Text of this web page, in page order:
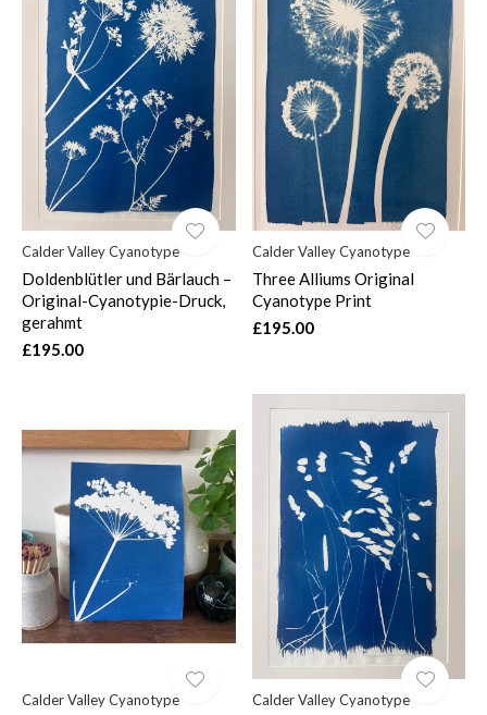
Calder Valley Cyanotype
Doldenblütler und Bärlauch –
Original-Cyanotypie-Druck,
gerahmt
£195.00
Calder Valley Cyanotype
Three Alliums Original
Cyanotype Print
£195.00
Calder Valley Cyanotype Calder Valley Cyanotype